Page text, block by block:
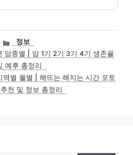
카
테
고
리
정보
암종별 | 암 1기 2기 3기 4기 생존율
예후 총정리
역별 월별 | 해뜨는 해지는 시간 포토
천 및 정보 총정리